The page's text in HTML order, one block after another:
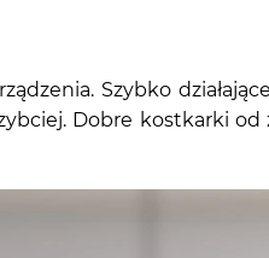
Szybko
Dobre kostkarki